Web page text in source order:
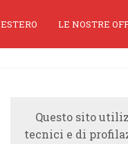
ESTERO LE NOSTRE
Questo sito
tecnici e di